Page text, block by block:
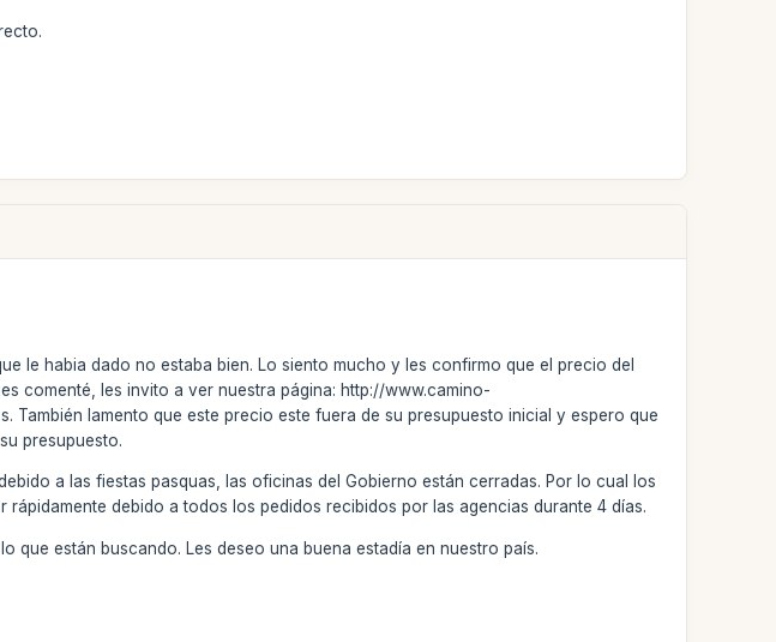
le habia dado no estaba bien. Lo siento mucho y les confirmo que el precio del
comenté, les invito a ver nuestra página: http://www.camino-
También lamento que este precio este fuera de su presupuesto inicial y espero que
presupuesto.
a las fiestas pasquas, las oficinas del Gobierno están cerradas. Por lo cual los
debido a todos los pedidos recibidos por las agencias durante 4 días.
que están buscando. Les deseo una buena estadía en nuestro país.